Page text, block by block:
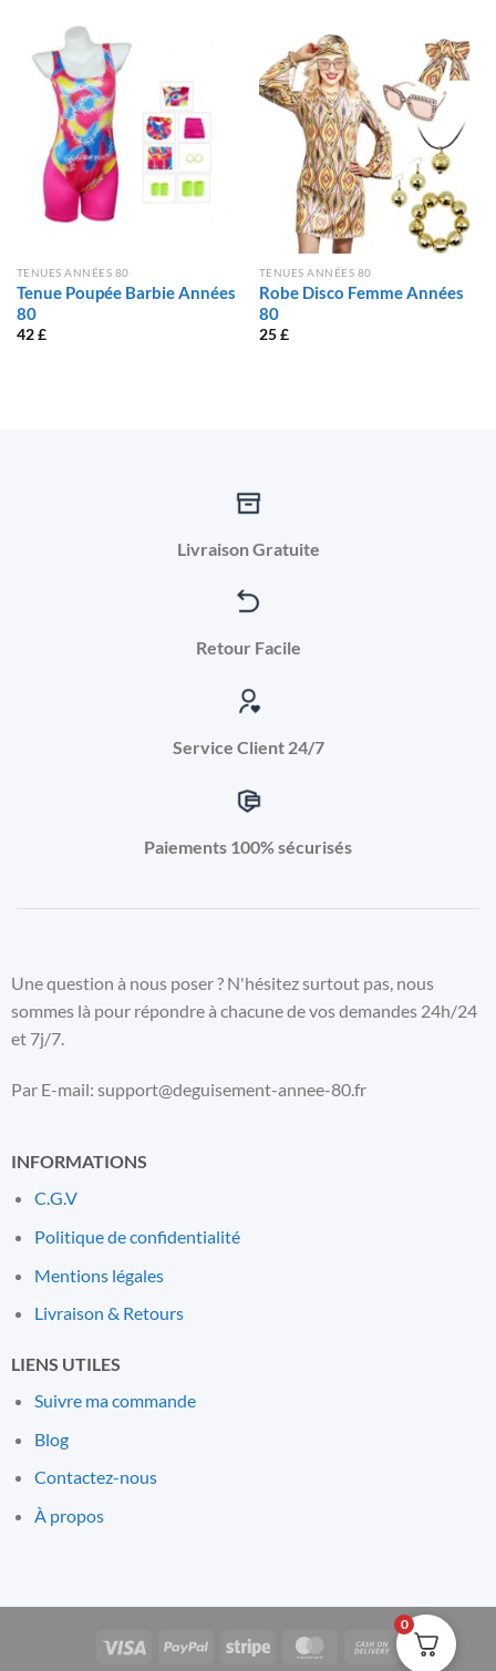
TENUES ANNÉES 80
Tenue Poupée Barbie Années
80
42£
TENUES ANNÉES 80
Robe Disco Femme Années
80
25£
Livraison Gratuite
Retour Facile
Service Client 24/7
Paiements 100% sécurisés
Une question à nous poser ? N'hésitez surtout pas, nous
sommes là pour répondre à chacune de vos demandes 24h/24
et 7j/7.
Par E-mail: support@deguisement-annee-80.fr
INFORMATIONS
C.G.V
Politique de confidentialité
Mentions légales
Livraison & Retours
LIENS UTILES
Suivre ma commande
Blog
Contactez-nous
À propos
0